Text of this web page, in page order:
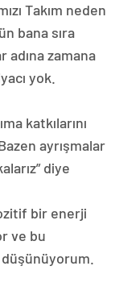
Takım neden
bana sıra
adına zamana
yok.
katkılarını
ayrışmalar
diye
bir enerji
ve bu